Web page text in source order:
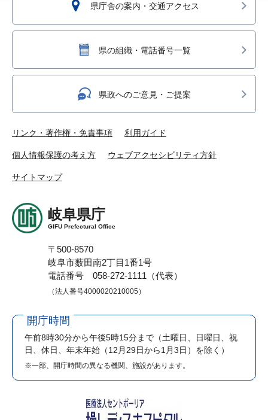
県庁舎の案内・交通アクセス
県の組織・電話番号一覧
県政へのご意見・ご提案
リンク・著作権・免責事項 利用ガイド
個人情報保護の考え方 ウェブアクセシビリティ方針
サイトマップ
岐阜県庁
GIFU Prefectural Office
〒500-8570
岐阜市薮田南2丁目1番1号
電話番号 058-272-1111（代表）
（法人番号4000020210005）
開庁時間
午前8時30分から午後5時15分まで （土曜日、日曜日、祝
日、休日、年末年始（12月29日から1月3日）を除く）
※一部、開庁時間の異なる機関、施設があります。